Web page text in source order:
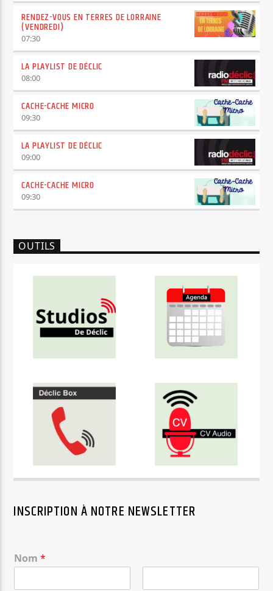
RENDEZ-VOUS EN TERRES DE LORRAINE
(VENDREDI)
07:30
LA PLAYLIST DE DÉCLIC
08:00
CACHE-CACHE MICRO
09:30
LA PLAYLIST DE DÉCLIC
09:00
CACHE-CACHE MICRO
09:30
OUTILS
INSCRIPTION À NOTRE NEWSLETTER
Nom*